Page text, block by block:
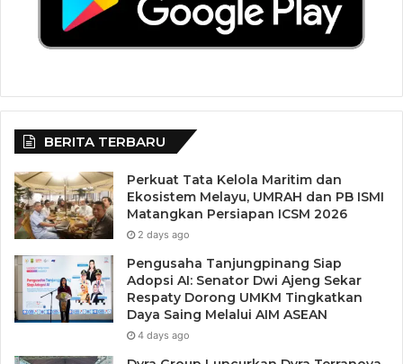
TIM PKM
Kegiatan PKM yang berjalan hingga 22 Juli 2023
BERITA TERBARU
Perkuat Tata Kelola Maritim dan
Ekosistem Melayu, UMRAH dan PB ISMI
Matangkan Persiapan ICSM 2026
2 days ago
Pengusaha Tanjungpinang Siap
Adopsi AI: Senator Dwi Ajeng Sekar
Respaty Dorong UMKM Tingkatkan
Daya Saing Melalui AIM ASEAN
4 days ago